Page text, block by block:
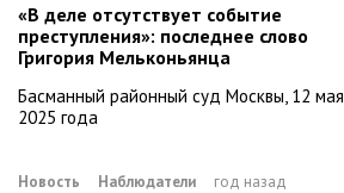
«В деле отсутствует событие
преступления»: последнее слово
Григория Мельконьянца
Басманный районный суд Москвы, 12 мая
2025 года
Новость Наблюдатели год назад